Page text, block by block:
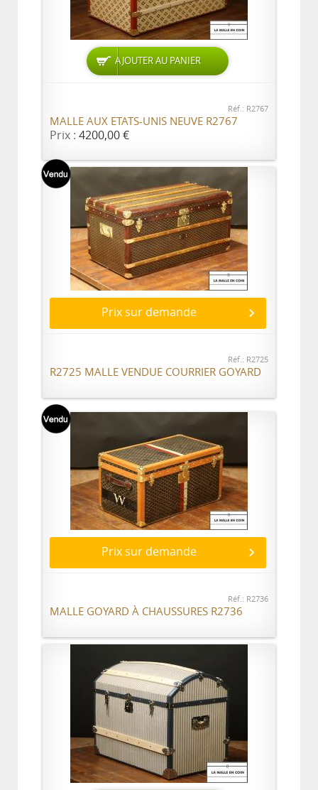
AJOUTER AU PANIER
Réf.: R2767
MALLE AUX ETATS-UNIS NEUVE R2767
Prix : 4200,00 €
Prix sur demande
Réf.: R2725
R2725 MALLE VENDUE COURRIER GOYARD
Prix sur demande
Réf.: R2736
MALLE GOYARD À CHAUSSURES R2736